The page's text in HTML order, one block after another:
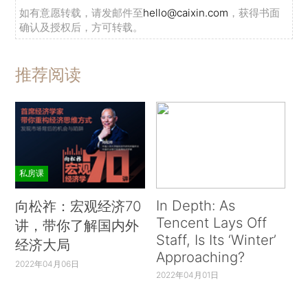
如有意愿转载，请发邮件至hello@caixin.com ，获得书面
确认及授权后，方可转载。
推荐阅读
私房课
向松祚：宏观经济70
讲，带你了解国内外
经济大局
2022年04月06日
In Depth: As
Tencent Lays Off
Staff, Is Its ‘Winter’
Approaching?
2022年04月01日